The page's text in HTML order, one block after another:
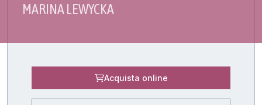
MARINA LEWYCKA
Acquista online